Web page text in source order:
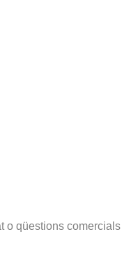
o qüestions comercials